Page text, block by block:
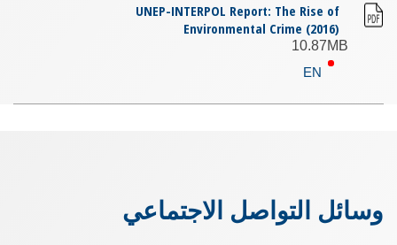
UNEP-INTERPOL Report: The Rise of
Environmental Crime (2016)
10.87MB
EN
وسائل التواصل الاجتماعي